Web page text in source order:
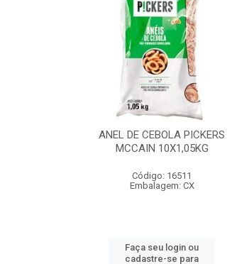
ANEL DE CEBOLA PICKERS
MCCAIN 10X1,05KG
Código: 16511
Embalagem: CX
Faça seu login ou
cadastre-se para